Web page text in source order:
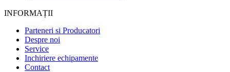
INFORMAȚII
Parteneri si Producatori
Despre noi
Service
Inchiriere echipamente
Contact